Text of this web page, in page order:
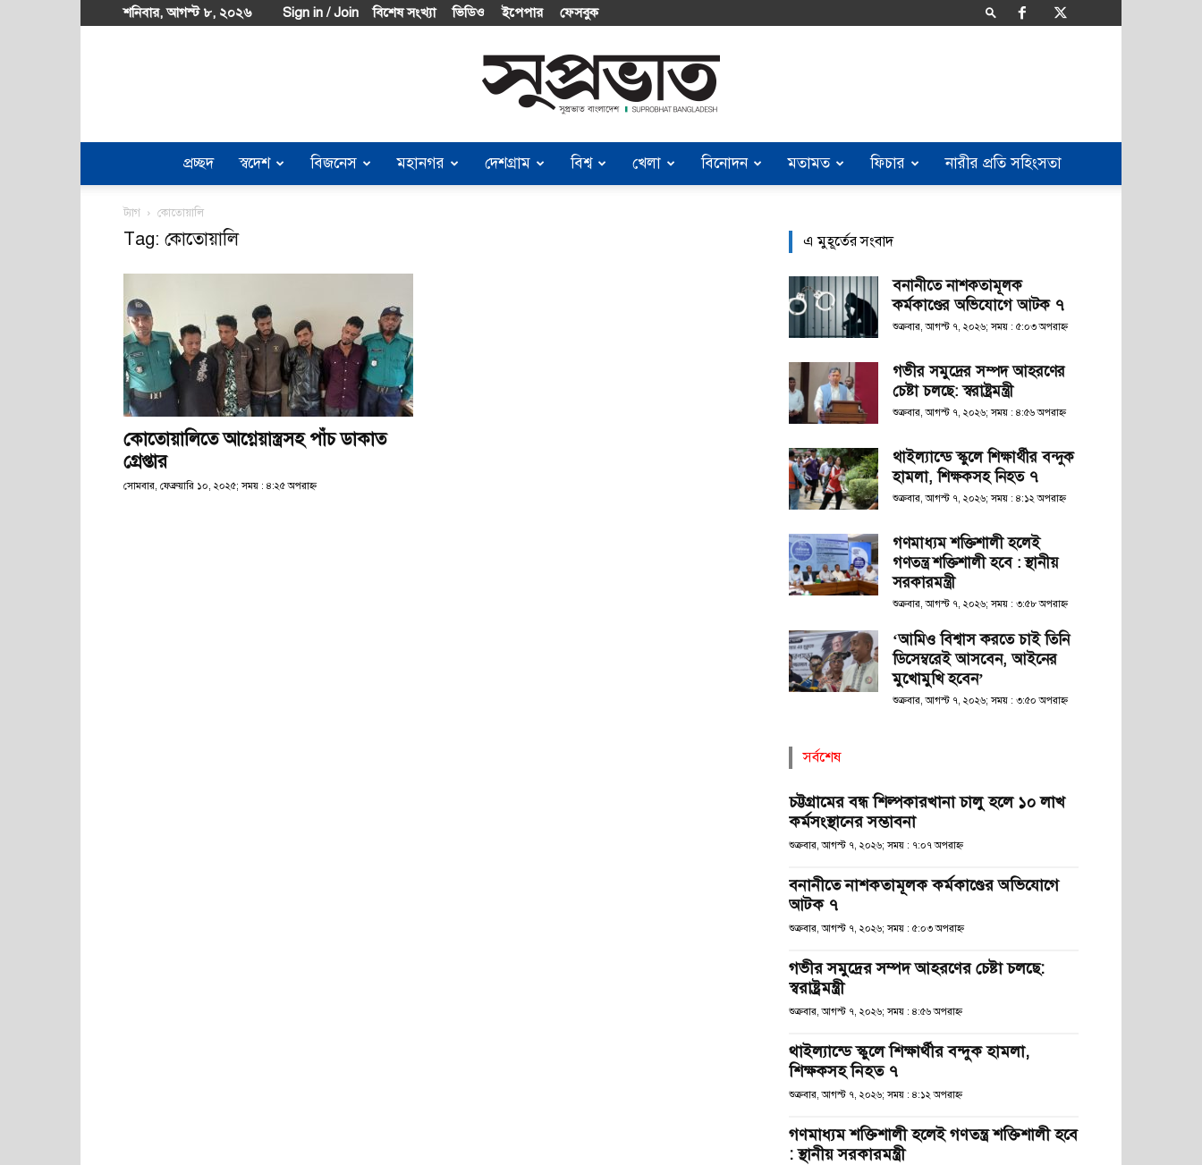
শনিবার, আগস্ট ৮, ২০২৬ Sign in / Join বিশেষ সংখ্যা ভিডিও ইপেপার ফেসবুক
Suprobhat
প্রচ্ছদ স্বদেশ বিজনেস মহানগর দেশগ্রাম বিশ্ব খেলা বিনোদন মতামত ফিচার নারীর প্রতি সহিংসতা
ট্যাগ কোতোয়ালি
Tag: কোতোয়ালি
কোতোয়ালিতে আগ্নেয়াস্ত্রসহ পাঁচ ডাকাত
গ্রেপ্তার
সোমবার, ফেব্রুয়ারি ১০, ২০২৫; সময় : ৪:২৫ অপরাহ্ণ
এ মুহূর্তের সংবাদ
বনানীতে নাশকতামূলক
কর্মকাণ্ডের অভিযোগে আটক ৭
শুক্রবার, আগস্ট ৭, ২০২৬; সময় : ৫:০৩ অপরাহ্ণ
গভীর সমুদ্রের সম্পদ আহরণের
চেষ্টা চলছে: স্বরাষ্ট্রমন্ত্রী
শুক্রবার, আগস্ট ৭, ২০২৬; সময় : ৪:৫৬ অপরাহ্ণ
থাইল্যান্ডে স্কুলে শিক্ষার্থীর বন্দুক
হামলা, শিক্ষকসহ নিহত ৭
শুক্রবার, আগস্ট ৭, ২০২৬; সময় : ৪:১২ অপরাহ্ণ
গণমাধ্যম শক্তিশালী হলেই
গণতন্ত্র শক্তিশালী হবে : স্থানীয়
সরকারমন্ত্রী
শুক্রবার, আগস্ট ৭, ২০২৬; সময় : ৩:৫৮ অপরাহ্ণ
‘আমিও বিশ্বাস করতে চাই তিনি
ডিসেম্বরেই আসবেন, আইনের
মুখোমুখি হবেন’
শুক্রবার, আগস্ট ৭, ২০২৬; সময় : ৩:৫০ অপরাহ্ণ
সর্বশেষ
চট্টগ্রামের বন্ধ শিল্পকারখানা চালু হলে ১০ লাখ
কর্মসংস্থানের সম্ভাবনা
শুক্রবার, আগস্ট ৭, ২০২৬; সময় : ৭:০৭ অপরাহ্ণ
বনানীতে নাশকতামূলক কর্মকাণ্ডের অভিযোগে
আটক ৭
শুক্রবার, আগস্ট ৭, ২০২৬; সময় : ৫:০৩ অপরাহ্ণ
গভীর সমুদ্রের সম্পদ আহরণের চেষ্টা চলছে:
স্বরাষ্ট্রমন্ত্রী
শুক্রবার, আগস্ট ৭, ২০২৬; সময় : ৪:৫৬ অপরাহ্ণ
থাইল্যান্ডে স্কুলে শিক্ষার্থীর বন্দুক হামলা,
শিক্ষকসহ নিহত ৭
শুক্রবার, আগস্ট ৭, ২০২৬; সময় : ৪:১২ অপরাহ্ণ
গণমাধ্যম শক্তিশালী হলেই গণতন্ত্র শক্তিশালী হবে
: স্থানীয় সরকারমন্ত্রী